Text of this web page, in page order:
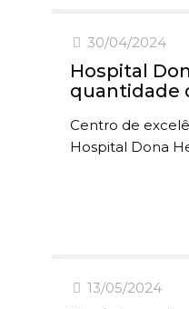
30/04/2024
Hospital
quantidade
Centro de
Hospital Dona
13/05/2024